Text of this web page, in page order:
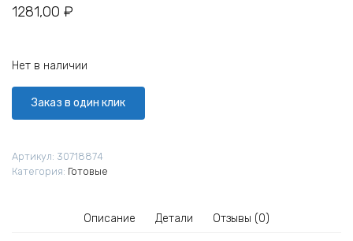
1281,00 ₽
Нет в наличии
Заказ в один клик
Артикул: 30718874
Категория: Готовые
Описание Детали Отзывы (0)